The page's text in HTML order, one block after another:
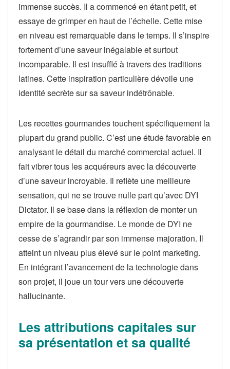
immense succès. Il a commencé en étant petit, et
essaye de grimper en haut de l’échelle. Cette mise
en niveau est remarquable dans le temps. Il s’inspire
fortement d’une saveur inégalable et surtout
incomparable. Il est insufflé à travers des traditions
latines. Cette inspiration particulière dévoile une
identité secrète sur sa saveur indétrônable.
Les recettes gourmandes touchent spécifiquement la
plupart du grand public. C’est une étude favorable en
analysant le détail du marché commercial actuel. Il
fait vibrer tous les acquéreurs avec la découverte
d’une saveur incroyable. Il reflète une meilleure
sensation, qui ne se trouve nulle part qu’avec DYI
Dictator. Il se base dans la réflexion de monter un
empire de la gourmandise. Le monde de DYI ne
cesse de s’agrandir par son immense majoration. Il
atteint un niveau plus élevé sur le point marketing.
En intégrant l’avancement de la technologie dans
son projet, il joue un tour vers une découverte
hallucinante.
Les attributions capitales sur
sa présentation et sa qualité